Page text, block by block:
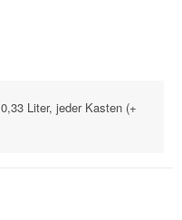
Liter, jeder Kasten (+